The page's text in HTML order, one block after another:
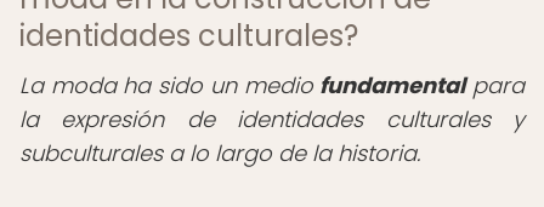
identidades culturales?
La moda ha sido un medio fundamentalpara
la expresión de identidades culturales y
subculturales a lo largo de la historia.